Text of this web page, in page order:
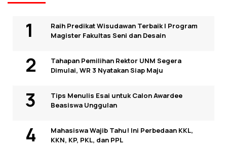
Raih Predikat Wisudawan Terbaik I Program
Magister Fakultas Seni dan Desain
Tahapan Pemilihan Rektor UNM Segera
Dimulai, WR 3 Nyatakan Siap Maju
Tips Menulis Esai untuk Calon Awardee
Beasiswa Unggulan
Mahasiswa Wajib Tahu! Ini Perbedaan KKL,
KKN, KP, PKL, dan PPL